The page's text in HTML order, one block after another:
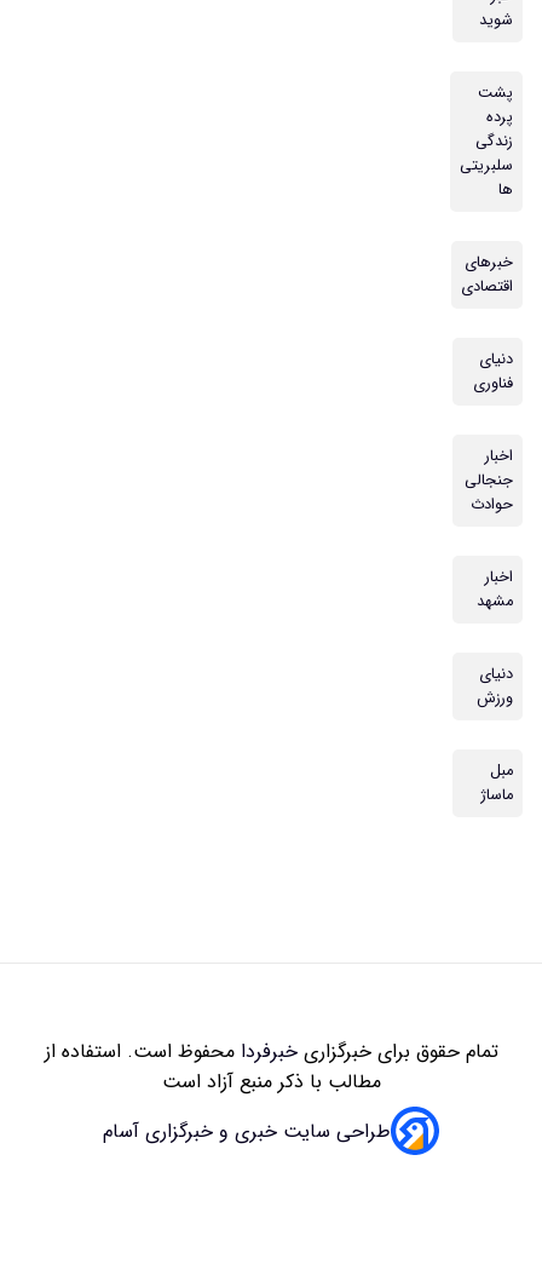
شوید
پشت
پرده
زندگی
سلبریتی
ها
خبرهای
اقتصادی
دنیای
فناوری
اخبار
جنجالی
حوادث
اخبار
مشهد
دنیای
ورزش
مبل
ماساژ
تمام حقوق برای خبرگزاریخبرفردامحفوظ است. استفاده از
مطالب با ذکر منبع آزاد است
طراحی سایت خبری و خبرگزاری آسام